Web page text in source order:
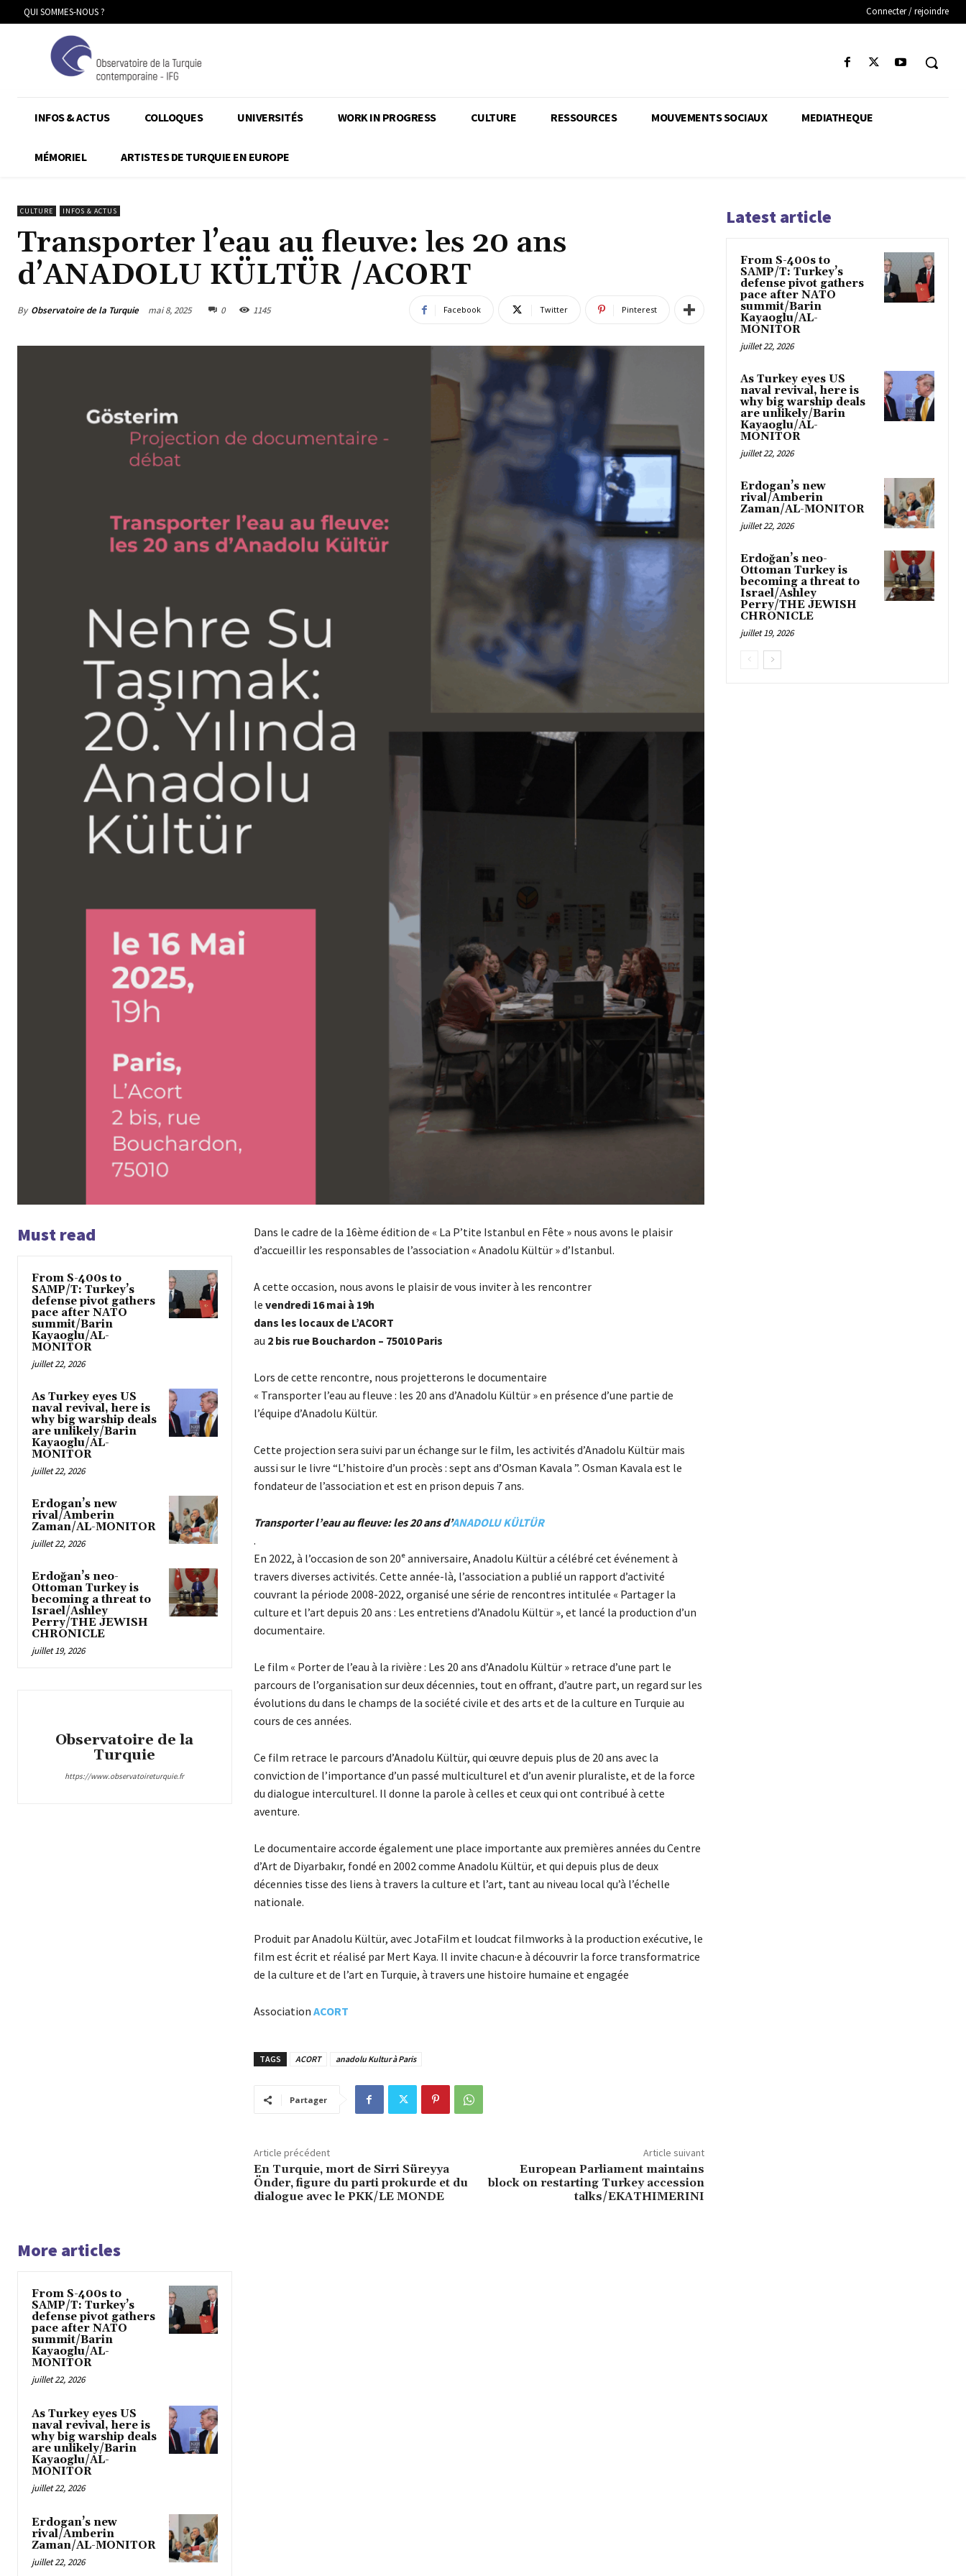
QUI SOMMES-NOUS ? Connecter / rejoindre
INFOS & ACTUS COLLOQUES UNIVERSITÉS WORK IN PROGRESS CULTURE RESSOURCES MOUVEMENTS SOCIAUX MEDIATHEQUE
MÉMORIEL ARTISTES DE TURQUIE EN EUROPE
CULTURE INFOS & ACTUS
Transporter l’eau au fleuve: les 20 ans
d’ANADOLU KÜLTÜR /ACORT
By Observatoire de la Turquie mai 8, 2025 0 1145 Facebook Twitter Pinterest
Must read
From S-400s to
SAMP/T: Turkey’s
defense pivot gathers
pace after NATO
summit/Barin
Kayaoglu/AL-
MONITOR
juillet 22, 2026
As Turkey eyes US
naval revival, here is
why big warship deals
are unlikely/Barin
Kayaoglu/AL-
MONITOR
juillet 22, 2026
Erdogan’s new
rival/Amberin
Zaman/AL-MONITOR
juillet 22, 2026
Erdoğan’s neo-
Ottoman Turkey is
becoming a threat to
Israel/Ashley
Perry/THE JEWISH
CHRONICLE
juillet 19, 2026
Observatoire de la
Turquie
https://www.observatoireturquie.fr
Dans le cadre de la 16ème édition de « La P’tite Istanbul en Fête » nous avons le plaisir
d’accueillir les responsables de l’association « Anadolu Kültür » d’Istanbul.
A cette occasion, nous avons le plaisir de vous inviter à les rencontrer
le vendredi 16 mai à 19h
dans les locaux de L’ACORT
au 2 bis rue Bouchardon – 75010 Paris
Lors de cette rencontre, nous projetterons le documentaire
« Transporter l’eau au fleuve : les 20 ans d’Anadolu Kültür » en présence d’une partie de
l’équipe d’Anadolu Kültür.
Cette projection sera suivi par un échange sur le film, les activités d’Anadolu Kültür mais
aussi sur le livre “L’histoire d’un procès : sept ans d’Osman Kavala ”. Osman Kavala est le
fondateur de l’association et est en prison depuis 7 ans.
Transporter l’eau au fleuve: les 20 ans d’ANADOLU KÜLTÜR
.
En 2022, à l’occasion de son 20ᵉ anniversaire, Anadolu Kültür a célébré cet événement à
travers diverses activités. Cette année-là, l’association a publié un rapport d’activité
couvrant la période 2008-2022, organisé une série de rencontres intitulée « Partager la
culture et l’art depuis 20 ans : Les entretiens d’Anadolu Kültür », et lancé la production d’un
documentaire.
Le film « Porter de l’eau à la rivière : Les 20 ans d’Anadolu Kültür » retrace d’une part le
parcours de l’organisation sur deux décennies, tout en offrant, d’autre part, un regard sur les
évolutions du dans le champs de la société civile et des arts et de la culture en Turquie au
cours de ces années.
Ce film retrace le parcours d’Anadolu Kültür, qui œuvre depuis plus de 20 ans avec la
conviction de l’importance d’un passé multiculturel et d’un avenir pluraliste, et de la force
du dialogue interculturel. Il donne la parole à celles et ceux qui ont contribué à cette
aventure.
Le documentaire accorde également une place importante aux premières années du Centre
d’Art de Diyarbakır, fondé en 2002 comme Anadolu Kültür, et qui depuis plus de deux
décennies tisse des liens à travers la culture et l’art, tant au niveau local qu’à l’échelle
nationale.
Produit par Anadolu Kültür, avec JotaFilm et loudcat filmworks à la production exécutive, le
film est écrit et réalisé par Mert Kaya. Il invite chacun·e à découvrir la force transformatrice
de la culture et de l’art en Turquie, à travers une histoire humaine et engagée
Association ACORT
TAGS ACORT anadolu Kultur à Paris
Partager
Article précédent
En Turquie, mort de Sirri Süreyya
Önder, figure du parti prokurde et du
dialogue avec le PKK/LE MONDE
Article suivant
European Parliament maintains
block on restarting Turkey accession
talks/EKATHIMERINI
More articles
From S-400s to
SAMP/T: Turkey’s
defense pivot gathers
pace after NATO
summit/Barin
Kayaoglu/AL-
MONITOR
juillet 22, 2026
As Turkey eyes US
naval revival, here is
why big warship deals
are unlikely/Barin
Kayaoglu/AL-
MONITOR
juillet 22, 2026
Erdogan’s new
rival/Amberin
Zaman/AL-MONITOR
juillet 22, 2026
Latest article
From S-400s to
SAMP/T: Turkey’s
defense pivot gathers
pace after NATO
summit/Barin
Kayaoglu/AL-
MONITOR
juillet 22, 2026
As Turkey eyes US
naval revival, here is
why big warship deals
are unlikely/Barin
Kayaoglu/AL-
MONITOR
juillet 22, 2026
Erdogan’s new
rival/Amberin
Zaman/AL-MONITOR
juillet 22, 2026
Erdoğan’s neo-
Ottoman Turkey is
becoming a threat to
Israel/Ashley
Perry/THE JEWISH
CHRONICLE
juillet 19, 2026